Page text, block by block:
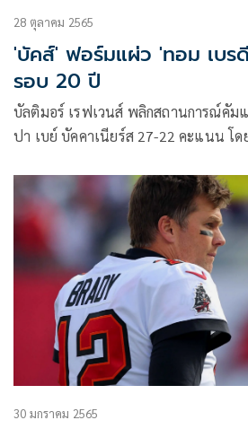
28 ตุลาคม 2565
'บัคส์' ฟอร์มแผ่ว 'ทอม เบร
รอบ 20 ปี
บัลติมอร์ เรฟเวนส์ พลิกสถานการณ์คัม
ปา เบย์ บัคคาเนียร์ส 27-22 คะแนน โ
ศึกอเมริกันฟุตบอลเอ็นเอฟแอล “เธิร์
เจมส์ สเตเดียม เมื่อวันศุกร์ที่ 28 ตุลาค
30 มกราคม 2565